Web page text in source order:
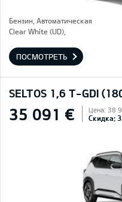
Бензин, Автоматическая
Clear White (UD),
ПОСМОТРЕТЬ
SELTOS 1,6 T-GDI
35 091 € Цена: 38
Скидка: